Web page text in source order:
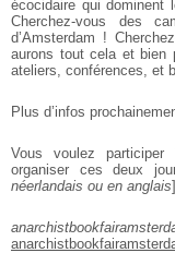
écocidaire qui dominent
Cherchez-vous des
d’Amsterdam !
aurons tout cela et bien
ateliers, conférences, et
Plus d’infos
Vous voulez
organiser ces deux
néerlandais ou en anglais